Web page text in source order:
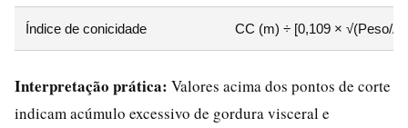
Índice de conicidade CC (m) ÷ [0,109 × √(Peso/
Interpretação prática: Valores acima dos pontos de corte
indicam acúmulo excessivo de gordura visceral e